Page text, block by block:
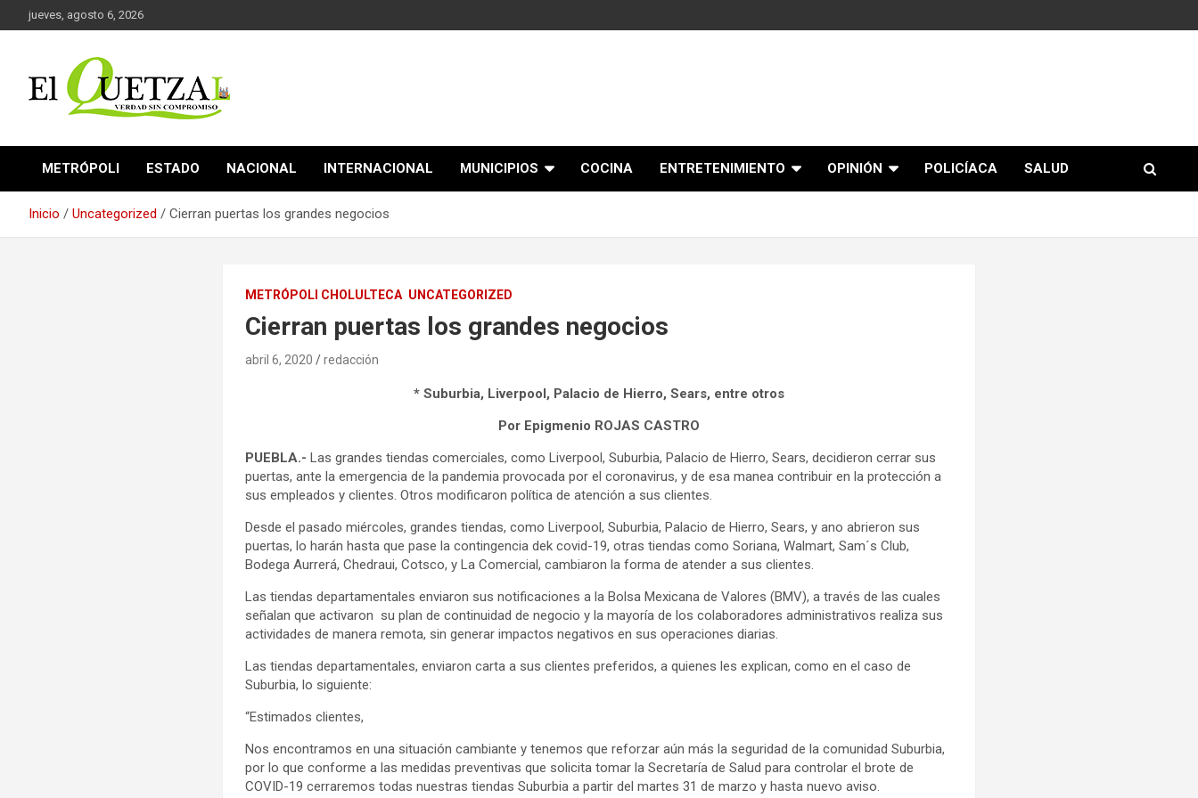
Saltar
al
jueves, agosto 6, 2026
El Quetzal de Cholula
METRÓPOLI ESTADO NACIONAL INTERNACIONAL MUNICIPIOS COCINA ENTRETENIMIENTO OPINIÓN POLICÍACA SALUD
Inicio Uncategorized Cierran puertas los grandes negocios
METRÓPOLI CHOLULTECA UNCATEGORIZED
Cierran puertas los grandes negocios
abril 6, 2020 redacción
* Suburbia, Liverpool, Palacio de Hierro, Sears, entre otros
Por Epigmenio ROJAS CASTRO
PUEBLA.- Las grandes tiendas comerciales, como Liverpool, Suburbia, Palacio de Hierro, Sears, decidieron cerrar sus
puertas, ante la emergencia de la pandemia provocada por el coronavirus, y de esa manea contribuir en la protección a
sus empleados y clientes. Otros modificaron política de atención a sus clientes.
Desde el pasado miércoles, grandes tiendas, como Liverpool, Suburbia, Palacio de Hierro, Sears, y ano abrieron sus
puertas, lo harán hasta que pase la contingencia dek covid-19, otras tiendas como Soriana, Walmart, Sam´s Club,
Bodega Aurrerá, Chedraui, Cotsco, y La Comercial, cambiaron la forma de atender a sus clientes.
Las tiendas departamentales enviaron sus notificaciones a la Bolsa Mexicana de Valores (BMV), a través de las cuales
señalan que activaron su plan de continuidad de negocio y la mayoría de los colaboradores administrativos realiza sus
actividades de manera remota, sin generar impactos negativos en sus operaciones diarias.
Las tiendas departamentales, enviaron carta a sus clientes preferidos, a quienes les explican, como en el caso de
Suburbia, lo siguiente:
“Estimados clientes,
Nos encontramos en una situación cambiante y tenemos que reforzar aún más la seguridad de la comunidad Suburbia,
por lo que conforme a las medidas preventivas que solicita tomar la Secretaría de Salud para controlar el brote de
COVID-19 cerraremos todas nuestras tiendas Suburbia a partir del martes 31 de marzo y hasta nuevo aviso.